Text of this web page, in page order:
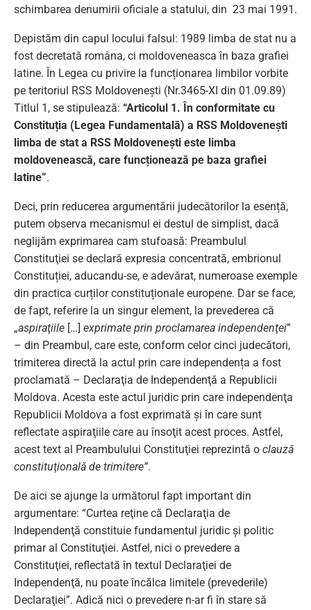
schimbarea denumirii oficiale a statului, din 23 mai 1991.
Depistăm din capul locului falsul: 1989 limba de stat nu a
fost decretată româna, ci moldoveneasca în baza grafiei
latine. În Legea cu privire la funcționarea limbilor vorbite
pe teritoriul RSS Moldovenești (Nr.3465-XI din 01.09.89)
Titlul 1, se stipulează: “Articolul 1. În conformitate cu
Constituția (Legea Fundamentală) a RSS Moldovenești
limba de stat a RSS Moldovenești este limba
moldovenească, care funcționează pe baza grafiei
latine”.
Deci, prin reducerea argumentării judecătorilor la esență,
putem observa mecanismul ei destul de simplist, dacă
neglijăm exprimarea cam stufoasă: Preambulul
Constituţiei se declară expresia concentrată, embrionul
Constituției, aducandu-se, e adevărat, numeroase exemple
din practica curților constituționale europene. Dar se face,
de fapt, referire la un singur element, la prevederea că
„aspiraţiile […] exprimate prin proclamarea independenţei”
– din Preambul, care este, conform celor cinci judecători,
trimiterea directă la actul prin care independența a fost
proclamată – Declaraţia de Independenţă a Republicii
Moldova. Acesta este actul juridic prin care independenţa
Republicii Moldova a fost exprimată şi în care sunt
reflectate aspiraţiile care au însoţit acest proces. Astfel,
acest text al Preambulului Constituţiei reprezintă o clauză
constituţională de trimitere”.
De aici se ajunge la următorul fapt important din
argumentare: “Curtea reţine că Declaraţia de
Independenţă constituie fundamentul juridic şi politic
primar al Constituţiei. Astfel, nici o prevedere a
Constituţiei, reflectată în textul Declaraţiei de
Independenţă, nu poate încălca limitele (prevederile)
Declaraţiei”. Adică nici o prevedere n-ar fi în stare să